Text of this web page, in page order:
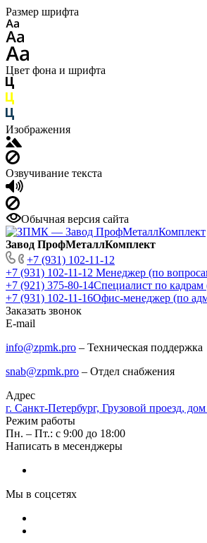
Размер шрифта
Цвет фона и шрифта
Изображения
Озвучивание текста
Обычная версия сайта
Завод ПрофМеталлКомплект
+7 (931) 102-11-12
+7 (931) 102-11-12 Менеджер (по
+7 (921) 375-80-14Специалист по кадрам
+7 (931) 102-11-16Офис-менеджер (по
Заказать звонок
E-mail
info@zpmk.pro – Техническая поддержка
snab@zpmk.pro – Отдел снабжения
Адрес
г. Санкт-Петербург, Грузовой проезд,
Режим работы
Пн. – Пт.: с 9:00 до 18:00
Написать в месенджеры
Мы в соцсетях